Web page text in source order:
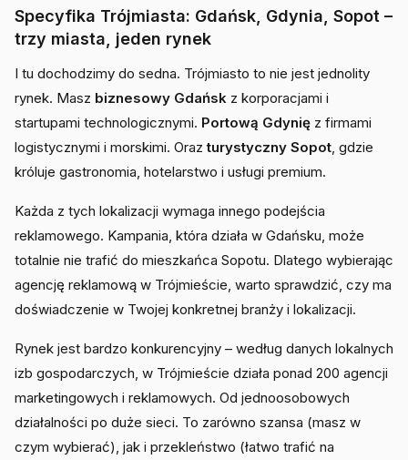
Specyfika Trójmiasta: Gdańsk, Gdynia, Sopot –
trzy miasta, jeden rynek
I tu dochodzimy do sedna. Trójmiasto to nie jest jednolity
rynek. Masz biznesowy Gdańsk z korporacjami i
startupami technologicznymi. Portową Gdynię z firmami
logistycznymi i morskimi. Orazturystyczny Sopot, gdzie
króluje gastronomia, hotelarstwo i usługi premium.
Każda z tych lokalizacji wymaga innego podejścia
reklamowego. Kampania, która działa w Gdańsku, może
totalnie nie trafić do mieszkańca Sopotu. Dlatego wybierając
agencję reklamową w Trójmieście, warto sprawdzić, czy ma
doświadczenie w Twojej konkretnej branży i lokalizacji.
Rynek jest bardzo konkurencyjny – według danych lokalnych
izb gospodarczych, w Trójmieście działa ponad 200 agencji
marketingowych i reklamowych. Od jednoosobowych
działalności po duże sieci. To zarówno szansa (masz w
czym wybierać), jak i przekleństwo (łatwo trafić na